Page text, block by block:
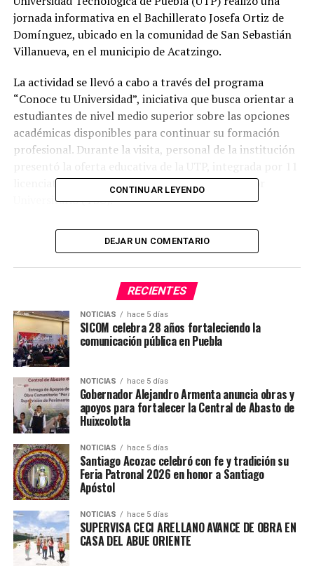
jornada informativa en el Bachillerato Josefa Ortiz de
Domínguez, ubicado en la comunidad de San Sebastián
Villanueva, en el municipio de Acatzingo.
La actividad se llevó a cabo a través del programa
“Conoce tu Universidad”, iniciativa que busca orientar a
estudiantes de nivel medio superior sobre las opciones
académicas disponibles para continuar su formación
profesional. Durante la visita, personal de la institución
licenciaturas y 20 programas de Técnico Superior
Universitario (TSU).
Asimismo, se explicó a las y los estudiantes el modelo
educativo de la universidad, el cual se caracteriza por un
60 por ciento de formación práctica y 40 por ciento
teórica, enfoque que permite a los alumnos fortalecer
sus habilidades profesionales desde su etapa de
formación.
Durante la jornada también se exhibieron proyectos
desarrollados por distintas divisiones académicas, lo que
permitió a las y los jóvenes conocer ejemplos de
innovación, tecnología y creatividad aplicados en el
ámbito universitario.
De acuerdo con la institución, estas actividades se
realizan en sintonía con la visión educativa impulsada
por las autoridades estatales y federales, con el
propósito de impulsar vocaciones profesionales y
ampliar el acceso a la educación tecnológica para las y
los jóvenes poblanos.
#SICOMAcatzingo #EducaciónConFuturo
CONTINUAR LEYENDO
DEJAR UN COMENTARIO
RECIENTES
NOTICIAS hace 5 días
SICOM celebra 28 años fortaleciendo la
comunicación pública en Puebla
NOTICIAS hace 5 días
Gobernador Alejandro Armenta anuncia obras y
apoyos para fortalecer la Central de Abasto de
Huixcolotla
NOTICIAS hace 5 días
Santiago Acozac celebró con fe y tradición su
Feria Patronal 2026 en honor a Santiago
Apóstol
NOTICIAS hace 5 días
SUPERVISA CECI ARELLANO AVANCE DE OBRA EN
CASA DEL ABUE ORIENTE